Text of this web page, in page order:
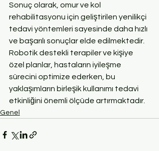
Sonuç olarak, omur ve kol
rehabilitasyonu için geliştirilen yenilikçi
tedavi yöntemleri sayesinde daha hızlı
ve başarılı sonuçlar elde edilmektedir.
Robotik destekli terapiler ve kişiye
özel planlar, hastaların iyileşme
sürecini optimize ederken, bu
yaklaşımların birleşik kullanımı tedavi
etkinliğini önemli ölçüde artırmaktadır.
Genel